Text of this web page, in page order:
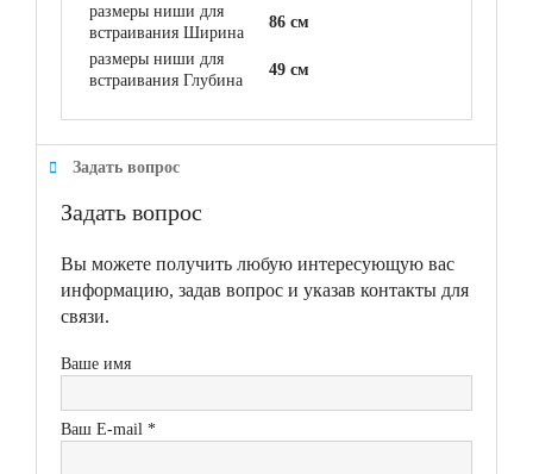
размеры ниши для
встраивания Ширина
86 см
размеры ниши для
встраивания Глубина
49 см
Задать вопрос
Задать вопрос
Вы можете получить любую интересующую вас
информацию, задав вопрос и указав контакты для
связи.
Ваше имя
Ваш E-mail *